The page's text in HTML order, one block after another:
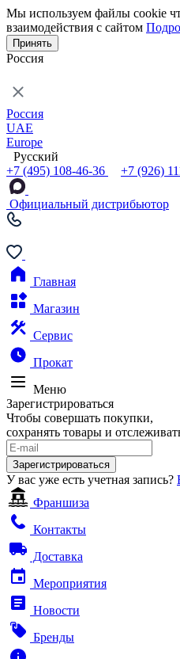
Мы используем файлы cookie
взаимодействия с сайтом
Принять
Россия
Россия
UAE
Europe
Русский
+7 (495) 108-46-36
+7 (926)
Официальный дистрибьютор
Главная
Магазин
Сервис
Прокат
Меню
Зарегистрироваться
Чтобы совершать покупки,
сохранять товары и
Зарегистрироваться
У вас уже есть учетная запись?
Франшиза
Контакты
Доставка
Мероприятия
Новости
Бренды